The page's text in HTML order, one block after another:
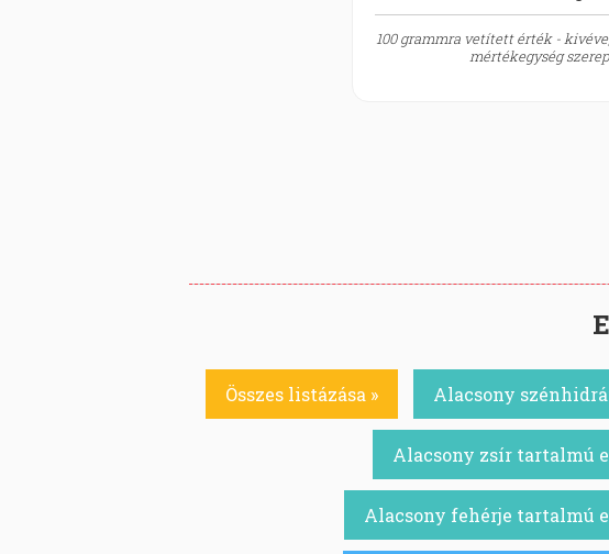
100 grammra vetített érték -
mértékegység
Összes listázása » Alacsony
Alacsony zsír tartalmú
Alacsony fehérje tartalmú